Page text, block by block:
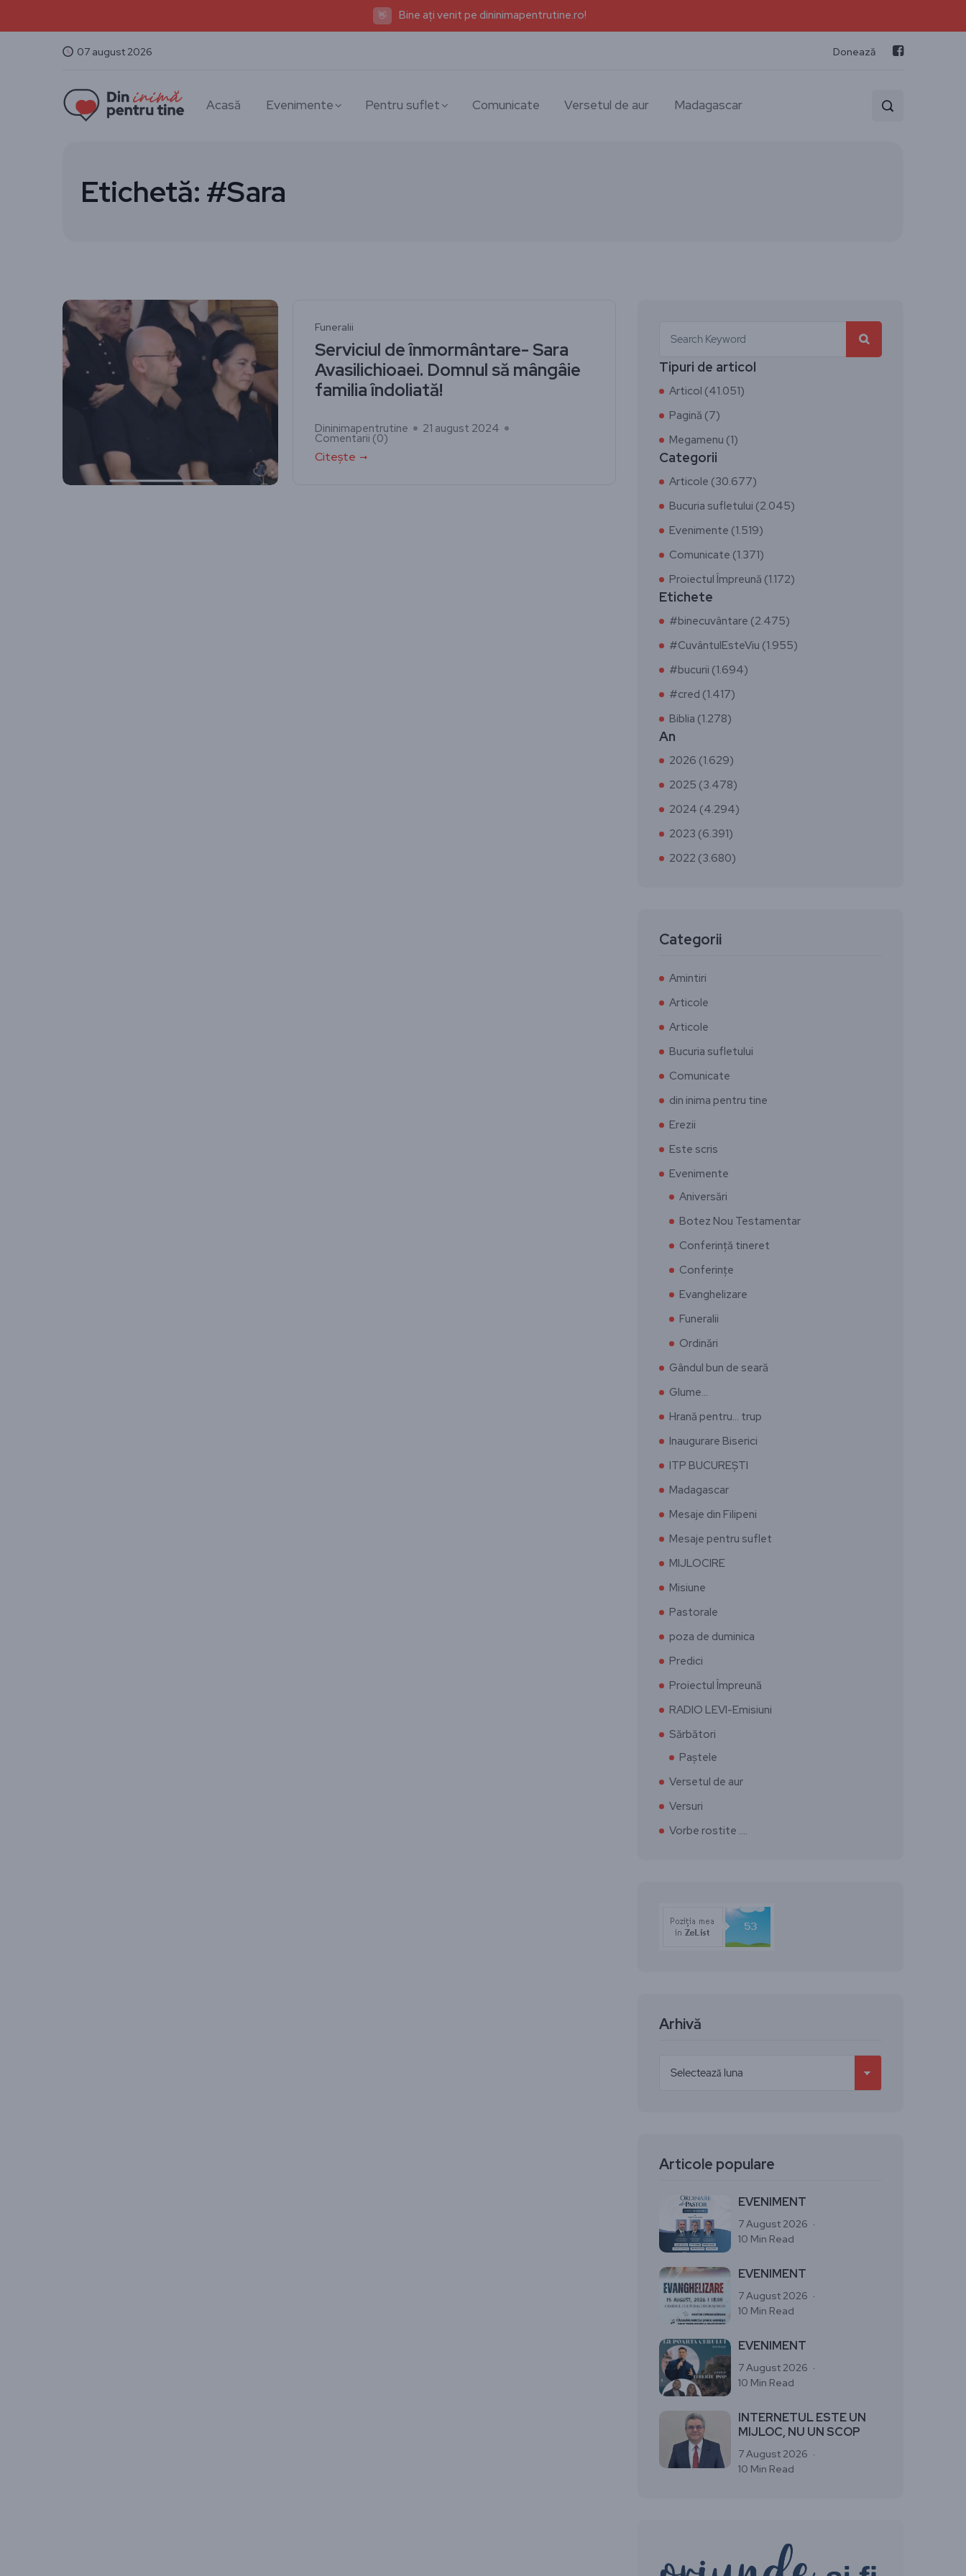
👋 Bine ați venit pe dininimapentrutine.ro!
07 august 2026 Donează
Acasă Evenimente Pentru suflet Comunicate Versetul de aur Madagascar
Etichetă: #Sara
Funeralii
Serviciul de înmormântare- Sara
Avasilichioaei. Domnul să mângâie
familia îndoliată!
Dininimapentrutine 21 august 2024
Comentarii (0)
Citește
Tipuri de articol
Articol (41.051)
Pagină (7)
Megamenu (1)
Categorii
Articole (30.677)
Bucuria sufletului (2.045)
Evenimente (1.519)
Comunicate (1.371)
Proiectul Împreună (1.172)
Etichete
#binecuvântare (2.475)
#CuvântulEsteViu (1.955)
#bucurii (1.694)
#cred (1.417)
Biblia (1.278)
An
2026 (1.629)
2025 (3.478)
2024 (4.294)
2023 (6.391)
2022 (3.680)
Categorii
Amintiri
Articole
Articole
Bucuria sufletului
Comunicate
din inima pentru tine
Erezii
Este scris
Evenimente
Aniversări
Botez Nou Testamentar
Conferință tineret
Conferințe
Evanghelizare
Funeralii
Ordinări
Gândul bun de seară
Glume…
Hrană pentru… trup
Inaugurare Biserici
ITP BUCUREȘTI
Madagascar
Mesaje din Filipeni
Mesaje pentru suflet
MIJLOCIRE
Misiune
Pastorale
poza de duminica
Predici
Proiectul Împreună
RADIO LEVI-Emisiuni
Sărbători
Paștele
Versetul de aur
Versuri
Vorbe rostite ….
Arhivă
Articole populare
EVENIMENT
7 August 2026
10 Min Read
EVENIMENT
7 August 2026
10 Min Read
EVENIMENT
7 August 2026
10 Min Read
INTERNETUL ESTE UN
MIJLOC, NU UN SCOP
7 August 2026
10 Min Read